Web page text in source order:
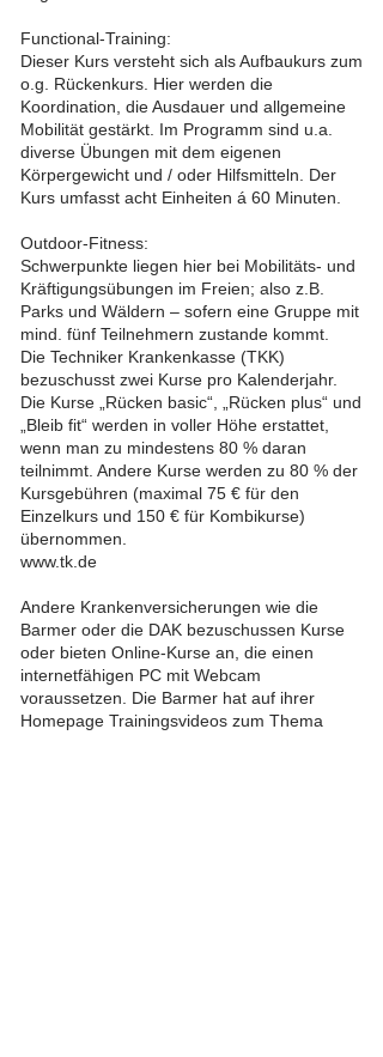
Functional-Training:
Dieser Kurs versteht sich als Aufbaukurs zum
o.g. Rückenkurs. Hier werden die
Koordination, die Ausdauer und allgemeine
Mobilität gestärkt. Im Programm sind u.a.
diverse Übungen mit dem eigenen
Körpergewicht und / oder Hilfsmitteln. Der
Kurs umfasst acht Einheiten á 60 Minuten.
Outdoor-Fitness:
Schwerpunkte liegen hier bei Mobilitäts- und
Kräftigungsübungen im Freien; also z.B.
Parks und Wäldern – sofern eine Gruppe mit
mind. fünf Teilnehmern zustande kommt.
Die Techniker Krankenkasse (TKK)
bezuschusst zwei Kurse pro Kalenderjahr.
Die Kurse „Rücken basic“, „Rücken plus“ und
„Bleib fit“ werden in voller Höhe erstattet,
wenn man zu mindestens 80 % daran
teilnimmt. Andere Kurse werden zu 80 % der
Kursgebühren (maximal 75 € für den
Einzelkurs und 150 € für Kombikurse)
übernommen.
www.tk.de
Andere Krankenversicherungen wie die
Barmer oder die DAK bezuschussen Kurse
oder bieten Online-Kurse an, die einen
internetfähigen PC mit Webcam
voraussetzen. Die Barmer hat auf ihrer
Homepage Trainingsvideos zum Thema